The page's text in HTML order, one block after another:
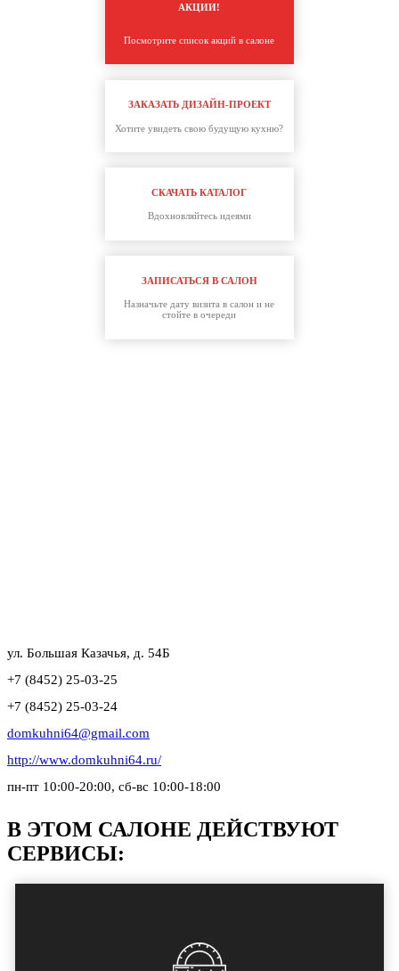
АКЦИИ!
Посмотрите список акций в салоне
ЗАКАЗАТЬ ДИЗАЙН-ПРОЕКТ
Хотите увидеть свою будущую кухню?
СКАЧАТЬ КАТАЛОГ
Вдохновляйтесь идеями
ЗАПИСАТЬСЯ В САЛОН
Назначьте дату визита в салон и не
стойте в очереди
ул. Большая Казачья, д. 54Б
+7 (8452) 25-03-25
+7 (8452) 25-03-24
domkuhni64@gmail.com
http://www.domkuhni64.ru/
пн-пт 10:00-20:00, сб-вс 10:00-18:00
В ЭТОМ САЛОНЕ ДЕЙСТВУЮТ
СЕРВИСЫ: